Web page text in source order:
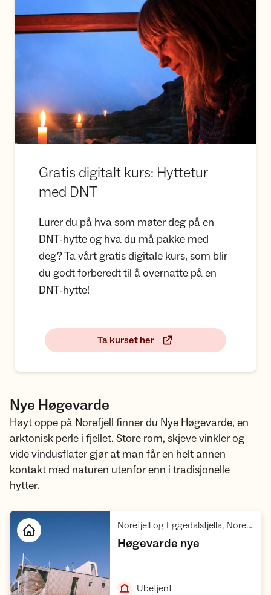
Gratis digitalt kurs: Hyttetur
med DNT
Lurer du på hva som møter deg på en
DNT-hytte og hva du må pakke med
deg? Ta vårt gratis digitale kurs, som blir
du godt forberedt til å overnatte på en
DNT-hytte!
Ta kurset her
Nye Høgevarde
Høyt oppe på Norefjell finner du Nye Høgevarde, en
arktonisk perle i fjellet. Store rom, skjeve vinkler og
vide vindusflater gjør at man får en helt annen
kontakt med naturen utenfor enn i tradisjonelle
hytter.
Norefjell og Eggedalsfjella, Norefjella - Reinsjøfjell villreinområde
Høgevarde nye
Ubetjent,